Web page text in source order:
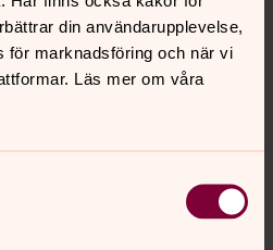
din användarupplevelse,
för marknadsföring och när vi
Läs mer om våra
år genom att
sidan.